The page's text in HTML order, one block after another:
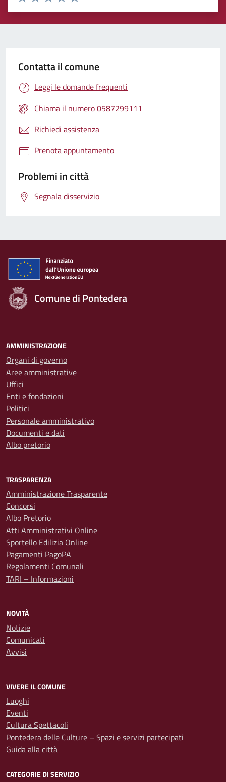
Valuta 5 stelle su 5
Valuta 4 stelle su 5
Valuta 3 stelle su 5
Valuta 2 stelle su 5
Valuta 1 stelle su 5
Contatta il comune
Leggi le domande frequenti
Chiama il numero 0587299111
Richiedi assistenza
Prenota appuntamento
Problemi in città
Segnala disservizio
Comune di Pontedera
AMMINISTRAZIONE
Organi di governo
Aree amministrative
Uffici
Enti e fondazioni
Politici
Personale amministrativo
Documenti e dati
Albo pretorio
TRASPARENZA
Amministrazione Trasparente
Concorsi
Albo Pretorio
Atti Amministrativi Online
Sportello Edilizia Online
Pagamenti PagoPA
Regolamenti Comunali
TARI – Informazioni
NOVITÀ
Notizie
Comunicati
Avvisi
VIVERE IL COMUNE
Luoghi
Eventi
Cultura Spettacoli
Pontedera delle Culture – Spazi e servizi partecipati
Guida alla città
CATEGORIE DI SERVIZIO